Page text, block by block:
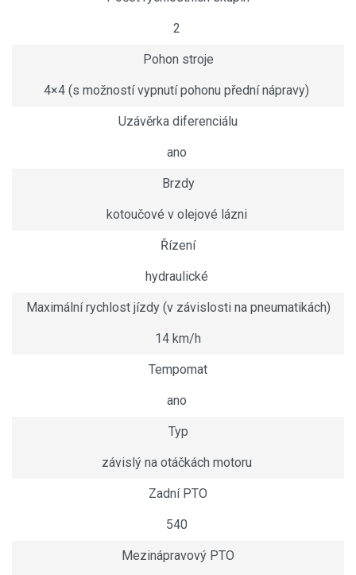
2
Pohon stroje
4×4 (s možností vypnutí pohonu přední nápravy)
Uzávěrka diferenciálu
ano
Brzdy
kotoučové v olejové lázni
Řízení
hydraulické
Maximální rychlost jízdy (v závislosti na pneumatikách)
14 km/h
Tempomat
ano
Typ
závislý na otáčkách motoru
Zadní PTO
540
Mezinápravový PTO